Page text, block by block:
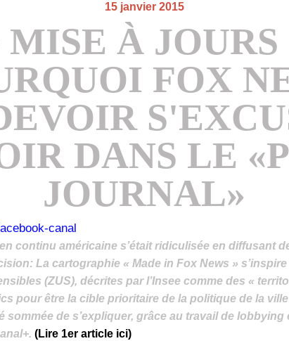
15 janvier 2015
MISE À JOURS
FOX
DANS LE
JOURNAL»
continu américaine s’était ridiculisée en diffusant
La cartographie « Made in Fox News »
(ZUS), décrites par l’Insee comme des «
pour être la cible prioritaire de la politique de la ville
sommée de s’expliquer, grâce au travail de
(Lire 1er article ici)